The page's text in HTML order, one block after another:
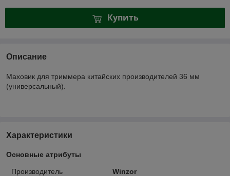
Купить
Описание
Маховик для триммера китайских производителей 36 мм
(универсальный).
Характеристики
Основные атрибуты
Производитель
Winzor